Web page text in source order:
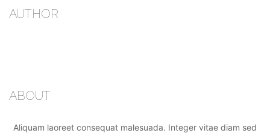
AUTHOR
ABOUT
Aliquam laoreet consequat malesuada. Integer vitae diam sed